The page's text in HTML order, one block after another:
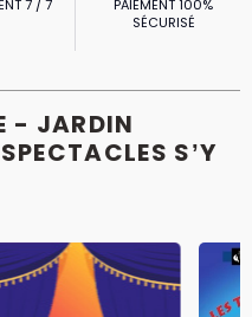
7 / 7
PAIEMENT 100%
SÉCURISÉ
- JARDIN
S’Y